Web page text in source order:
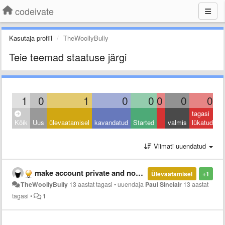
codeivate
Kasutaja profiil TheWoollyBully
Teie teemad staatuse järgi
1 0 1 0 0 0 0 0
Kõik Uus ülevaatamisel kavandatud Started valmis
tagasi
lükatud
Viimati uuendatud
+1
Ülevaatamisel
make account private and not display any information publicly.
TheWoollyBully 13 aastat tagasi •uuendaja Paul Sinclair 13 aastat
tagasi • 1